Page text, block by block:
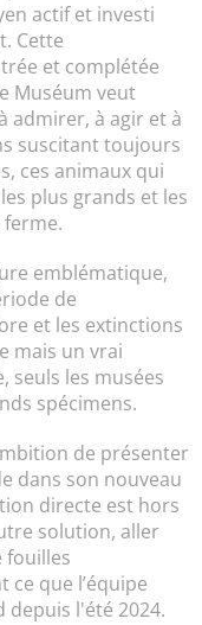
actif et investi
Cette
et complétée
Muséum veut
admirer, à agir et à
suscitant toujours
ces animaux qui
plus grands et les
emblématique,
de
et les extinctions
mais un vrai
seuls les musées
spécimens.
de présenter
dans son nouveau
directe est hors
solution, aller
fouilles
ce que l’équipe
l'été 2024.